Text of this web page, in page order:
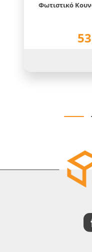
Φωτιστικό